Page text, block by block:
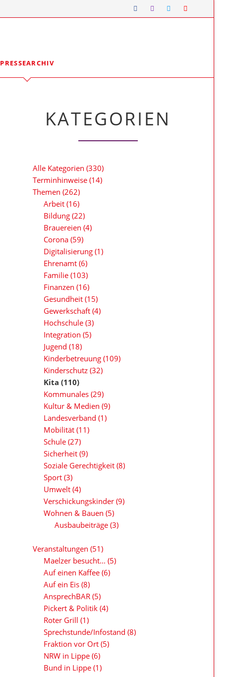
Ellen Stock
Alexander Baer
PRESSEARCHIV
KATEGORIEN
Alle Kategorien (330)
Terminhinweise (14)
Themen (262)
Arbeit (16)
Bildung (22)
Brauereien (4)
Corona (59)
Digitalisierung (1)
Ehrenamt (6)
Familie (103)
Finanzen (16)
Gesundheit (15)
Gewerkschaft (4)
Hochschule (3)
Integration (5)
Jugend (18)
Kinderbetreuung (109)
Kinderschutz (32)
Kita (110)
Kommunales (29)
Kultur & Medien (9)
Landesverband (1)
Mobilität (11)
Schule (27)
Sicherheit (9)
Soziale Gerechtigkeit (8)
Sport (3)
Umwelt (4)
Verschickungskinder (9)
Wohnen & Bauen (5)
Ausbaubeiträge (3)
Veranstaltungen (51)
Maelzer besucht... (5)
Auf einen Kaffee (6)
Auf ein Eis (8)
AnsprechBAR (5)
Pickert & Politik (4)
Roter Grill (1)
Sprechstunde/Infostand (8)
Fraktion vor Ort (5)
NRW in Lippe (6)
Bund in Lippe (1)